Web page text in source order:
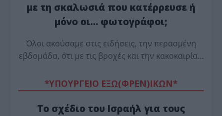
με τη σκαλωσιά που κατέρρευσε ή
μόνο οι… φωτογράφοι;
Όλοι ακούσαμε στις ειδήσεις, την περασμένη
εβδομάδα, ότι με τις βροχές και την κακοκαιρία…
*ΥΠΟΥΡΓΕΙΟ ΕΞΩ(ΦΡΕΝ)ΙΚΩΝ*
Το σχέδιο του Ισραήλ για τους